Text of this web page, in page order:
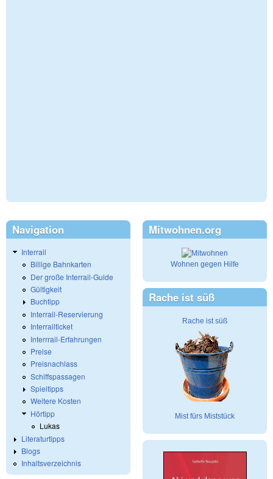
Navigation
Interrail
Billige Bahnkarten
Der große Interrail-Guide
Gültigkeit
Buchtipp
Interrail-Reservierung
Interrailticket
Interrrail-Erfahrungen
Preise
Preisnachlass
Schiffspassagen
Spieltipps
Weitere Kosten
Hörtipp
Lukas
Literaturtipps
Blogs
Inhaltsverzeichnis
Mitwohnen.org
Wohnen gegen Hilfe
Rache ist süß
Rache ist süß
Mist fürs Miststück